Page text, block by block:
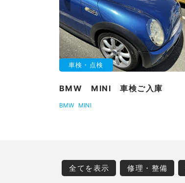
車検・点検
BMW MINI 車検ご入庫
BMW MINI
全てを表示 修理・整備